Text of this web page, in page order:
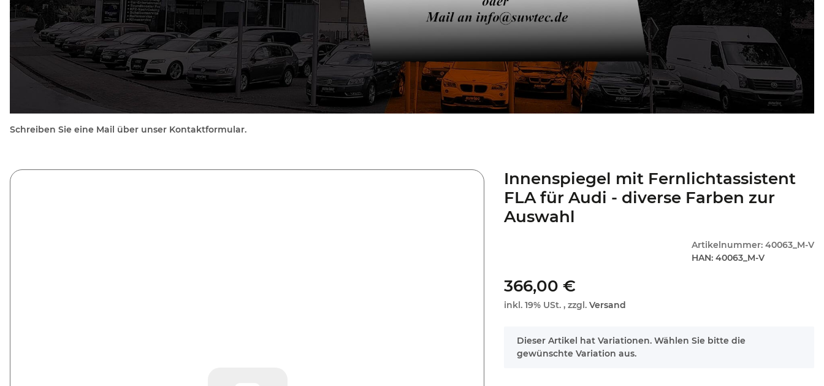
Schreiben Sie eine Mail über unser Kontaktformular.
Innenspiegel mit Fernlichtassistent
FLA für Audi - diverse Farben zur
Auswahl
Artikelnummer: 40063_M-V
HAN: 40063_M-V
366,00 €
inkl. 19% USt. , zzgl.Versand
x
Dieser Artikel hat Variationen. Wählen Sie bitte die
gewünschte Variation aus.